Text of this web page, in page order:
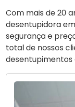
Com mais de 20
desentupidora
segurança e
total de nossos
desentupimentos